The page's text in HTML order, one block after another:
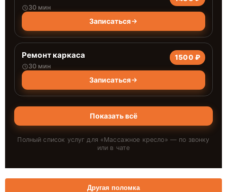
30 мин
Записаться
Ремонт каркаса
30 мин
1500 ₽
Записаться
Показать всё
Полный список услуг для «Массажное кресло» — по звонку
или в чате
Другая поломка